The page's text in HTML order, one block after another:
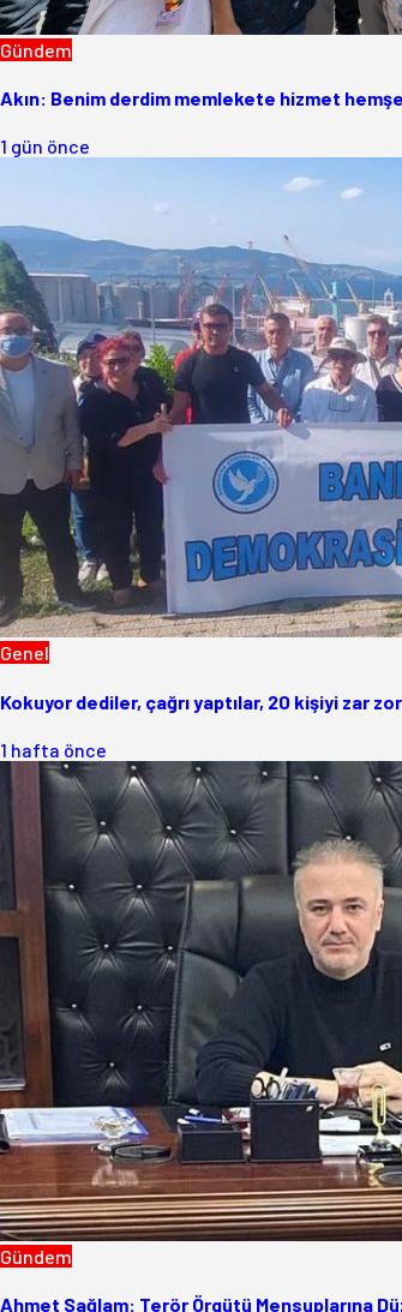
Gündem
Akın: Benim derdim memlekete hizmet
1 gün önce
Genel
Kokuyor dediler, çağrı yaptılar, 20 kişiyi zar
1 hafta önce
Gündem
Ahmet Sağlam: Terör Örgütü Mensuplarına